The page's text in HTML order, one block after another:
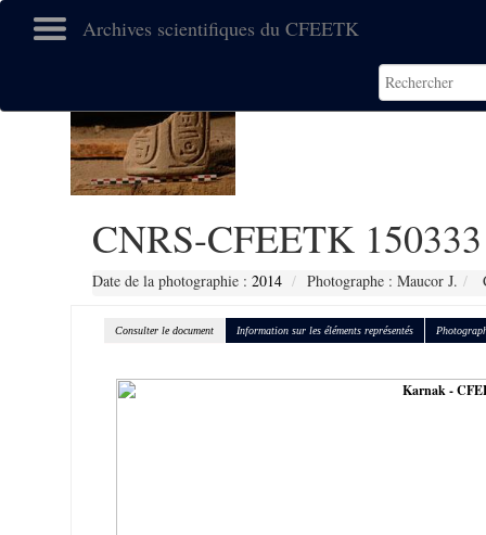
Archives scientifiques du CFEETK
CNRS-CFEETK 150333
Date de la photographie : 2014 Photographe : Maucor J.
Consulter le document Information sur les éléments représentés